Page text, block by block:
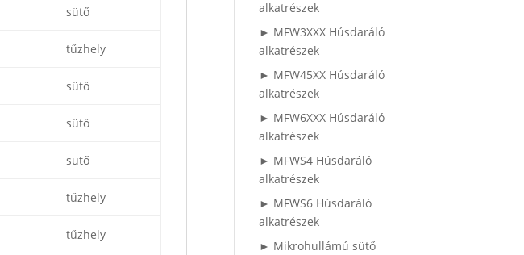
sütő
tűzhely
sütő
sütő
sütő
tűzhely
tűzhely
alkatrészek
► MFW3XXX Húsdaráló
alkatrészek
► MFW45XX Húsdaráló
alkatrészek
► MFW6XXX Húsdaráló
alkatrészek
► MFWS4 Húsdaráló
alkatrészek
► MFWS6 Húsdaráló
alkatrészek
► Mikrohullámú sütő